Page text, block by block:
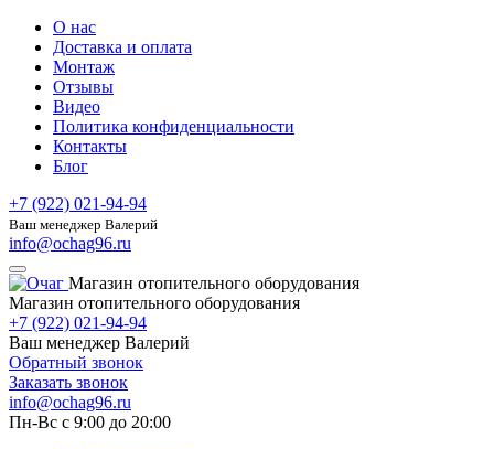
О нас
Доставка и оплата
Монтаж
Отзывы
Видео
Политика конфиденциальности
Контакты
Блог
+7 (922) 021-94-94
Ваш менеджер Валерий
info@ochag96.ru
Магазин отопительного оборудования
Магазин отопительного оборудования
+7 (922) 021-94-94
Ваш менеджер Валерий
Обратный звонок
Заказать звонок
info@ochag96.ru
Пн-Вс с 9:00 до 20:00